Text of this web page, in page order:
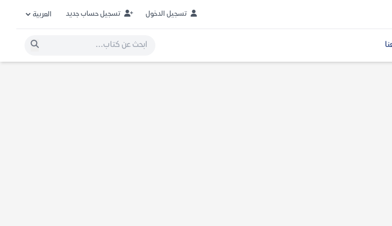
تسجيل الدخول تسجيل حساب جديد